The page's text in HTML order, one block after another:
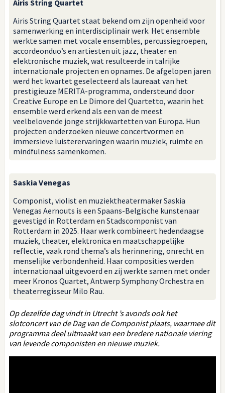
Airis String Quartet
Airis String Quartet staat bekend om zijn openheid voor
samenwerking en interdisciplinair werk. Het ensemble
werkte samen met vocale ensembles, percussiegroepen,
accordeonduo’s en artiesten uit jazz, theater en
elektronische muziek, wat resulteerde in talrijke
internationale projecten en opnames. De afgelopen jaren
werd het kwartet geselecteerd als laureaat van het
prestigieuze MERITA-programma, ondersteund door
Creative Europe en Le Dimore del Quartetto, waarin het
ensemble werd erkend als een van de meest
veelbelovende jonge strijkkwartetten van Europa. Hun
projecten onderzoeken nieuwe concertvormen en
immersieve luisterervaringen waarin muziek, ruimte en
mindfulness samenkomen.
Saskia Venegas
Componist, violist en muziektheatermaker Saskia
Venegas Aernouts is een Spaans-Belgische kunstenaar
gevestigd in Rotterdam en Stadscomponist van
Rotterdam in 2025. Haar werk combineert hedendaagse
muziek, theater, elektronica en maatschappelijke
reflectie, vaak rond thema’s als herinnering, onrecht en
menselijke verbondenheid. Haar composities werden
internationaal uitgevoerd en zij werkte samen met onder
meer Kronos Quartet, Antwerp Symphony Orchestra en
theaterregisseur Milo Rau.
Op dezelfde dag vindt in Utrecht ’s avonds ook het
slotconcert van de Dag van de Componist plaats, waarmee dit
programma deel uitmaakt van een bredere nationale viering
van levende componisten en nieuwe muziek.